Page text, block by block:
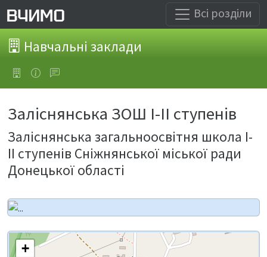
Всі розділи
Навчальні заклади
Заліснянська ЗОШ І-ІІ ступенів
Заліснянська загальноосвітня школа І-
ІІ ступенів Сніжнянської міської ради
Донецької області
+